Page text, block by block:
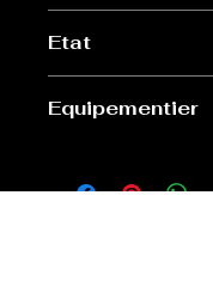
Etat
Equipementier